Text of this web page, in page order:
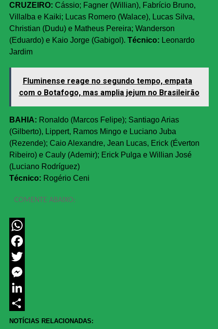
CRUZEIRO: Cássio; Fagner (Willian), Fabrício Bruno,
Villalba e Kaiki; Lucas Romero (Walace), Lucas Silva,
Christian (Dudu) e Matheus Pereira; Wanderson
(Eduardo) e Kaio Jorge (Gabigol). Técnico: Leonardo
Jardim
Fluminense reage no segundo tempo, empata
com o Botafogo, mas amplia jejum no Brasileirão
BAHIA: Ronaldo (Marcos Felipe); Santiago Arias
(Gilberto), Lippert, Ramos Mingo e Luciano Juba
(Rezende); Caio Alexandre, Jean Lucas, Erick (Éverton
Ribeiro) e Cauly (Ademir); Erick Pulga e Willian José
(Luciano Rodríguez)
Técnico: Rogério Ceni
COMENTE ABAIXO:
WhatsApp
Facebook
Twitter
Messenger
LinkedIn
Share
NOTÍCIAS RELACIONADAS: